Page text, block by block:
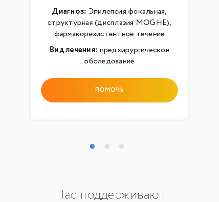
Диагноз: Эпилепсия фокальная,
структурная (дисплазия MOGHE),
фармакорезистентное течение
Вид лечения: предхирургическое
обследование
ПОМОЧЬ
Нас поддерживают